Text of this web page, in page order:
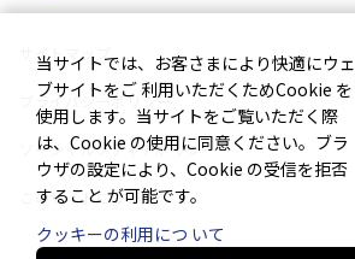
サイトマップ
プライバシーポリシー
ソーシャルメディアポリシー
このサイトについて
当サイトでは、お客さまにより快適にウェ
ブサイトをご 利用いただくためCookie を
使用します。当サイトをご覧いただく際
は、Cookie の使用に同意ください。ブラ
ウザの設定により、Cookie の受信を拒否
すること が可能です。
クッキーの利用につ いて